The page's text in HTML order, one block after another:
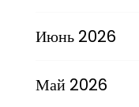
Июнь 2026
Май 2026